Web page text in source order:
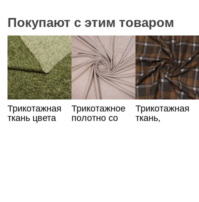
Покупают с этим товаром
Трикотажная
ткань цвета
Трикотажное
полотно со
Трикотажная
ткань,